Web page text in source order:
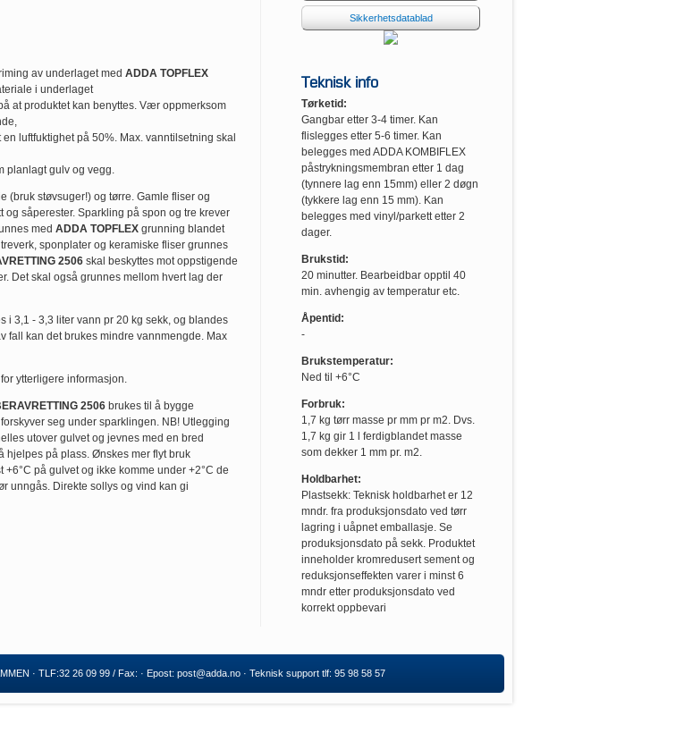
av underlaget med ADDA TOPFLEX
i underlaget
at produktet kan benyttes. Vær oppmerksom
luftfuktighet på 50%. Max. vanntilsetning skal
planlagt gulv og vegg.
(bruk støvsuger!) og tørre. Gamle fliser og
såperester. Sparkling på spon og tre krever
med ADDA TOPFLEX grunning blandet
sponplater og keramiske fliser grunnes
2506 skal beskyttes mot oppstigende
Det skal også grunnes mellom hvert lag der
i 3,1 - 3,3 liter vann pr 20 kg sekk, og blandes
fall kan det brukes mindre vannmengde. Max
ytterligere informasjon.
2506 brukes til å bygge
seg under sparklingen. NB! Utlegging
utover gulvet og jevnes med en bred
hjelpes på plass. Ønskes mer flyt bruk
på gulvet og ikke komme under +2°C de
unngås. Direkte sollys og vind kan gi
Sikkerhetsdatablad
Teknisk info
Tørketid:
Gangbar etter 3-4 timer. Kan
flislegges etter 5-6 timer. Kan
belegges med ADDA KOMBIFLEX
påstrykningsmembran etter 1 dag
(tynnere lag enn 15mm) eller 2 døgn
(tykkere lag enn 15 mm). Kan
belegges med vinyl/parkett etter 2
dager.
Brukstid:
20 minutter. Bearbeidbar opptil 40
min. avhengig av temperatur etc.
Åpentid:
-
Brukstemperatur:
Ned til +6°C
Forbruk:
1,7 kg tørr masse pr mm pr m2. Dvs.
1,7 kg gir 1 l ferdigblandet masse
som dekker 1 mm pr. m2.
Holdbarhet:
Plastsekk: Teknisk holdbarhet er 12
mndr. fra produksjonsdato ved tørr
lagring i uåpnet emballasje. Se
produksjonsdato på sekk. Produktet
inneholder kromredusert sement og
reduksjonseffekten varer i minst 6
mndr etter produksjonsdato ved
korrekt oppbevari
· TLF:32 26 09 99 / Fax: · Epost: post@adda.no· Teknisk support tlf: 95 98 58 57